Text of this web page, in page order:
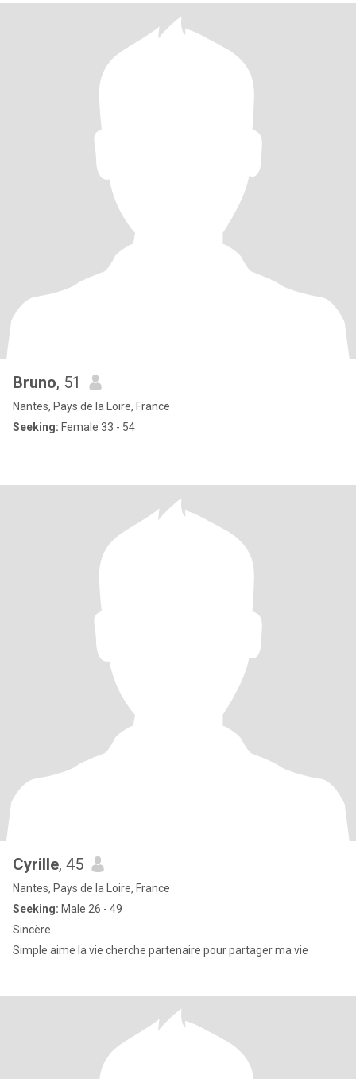
Bruno, 51
Nantes, Pays de la Loire, France
Seeking: Female 33 - 54
Cyrille, 45
Nantes, Pays de la Loire, France
Seeking: Male 26 - 49
Sincère
Simple aime la vie cherche partenaire pour partager ma vie